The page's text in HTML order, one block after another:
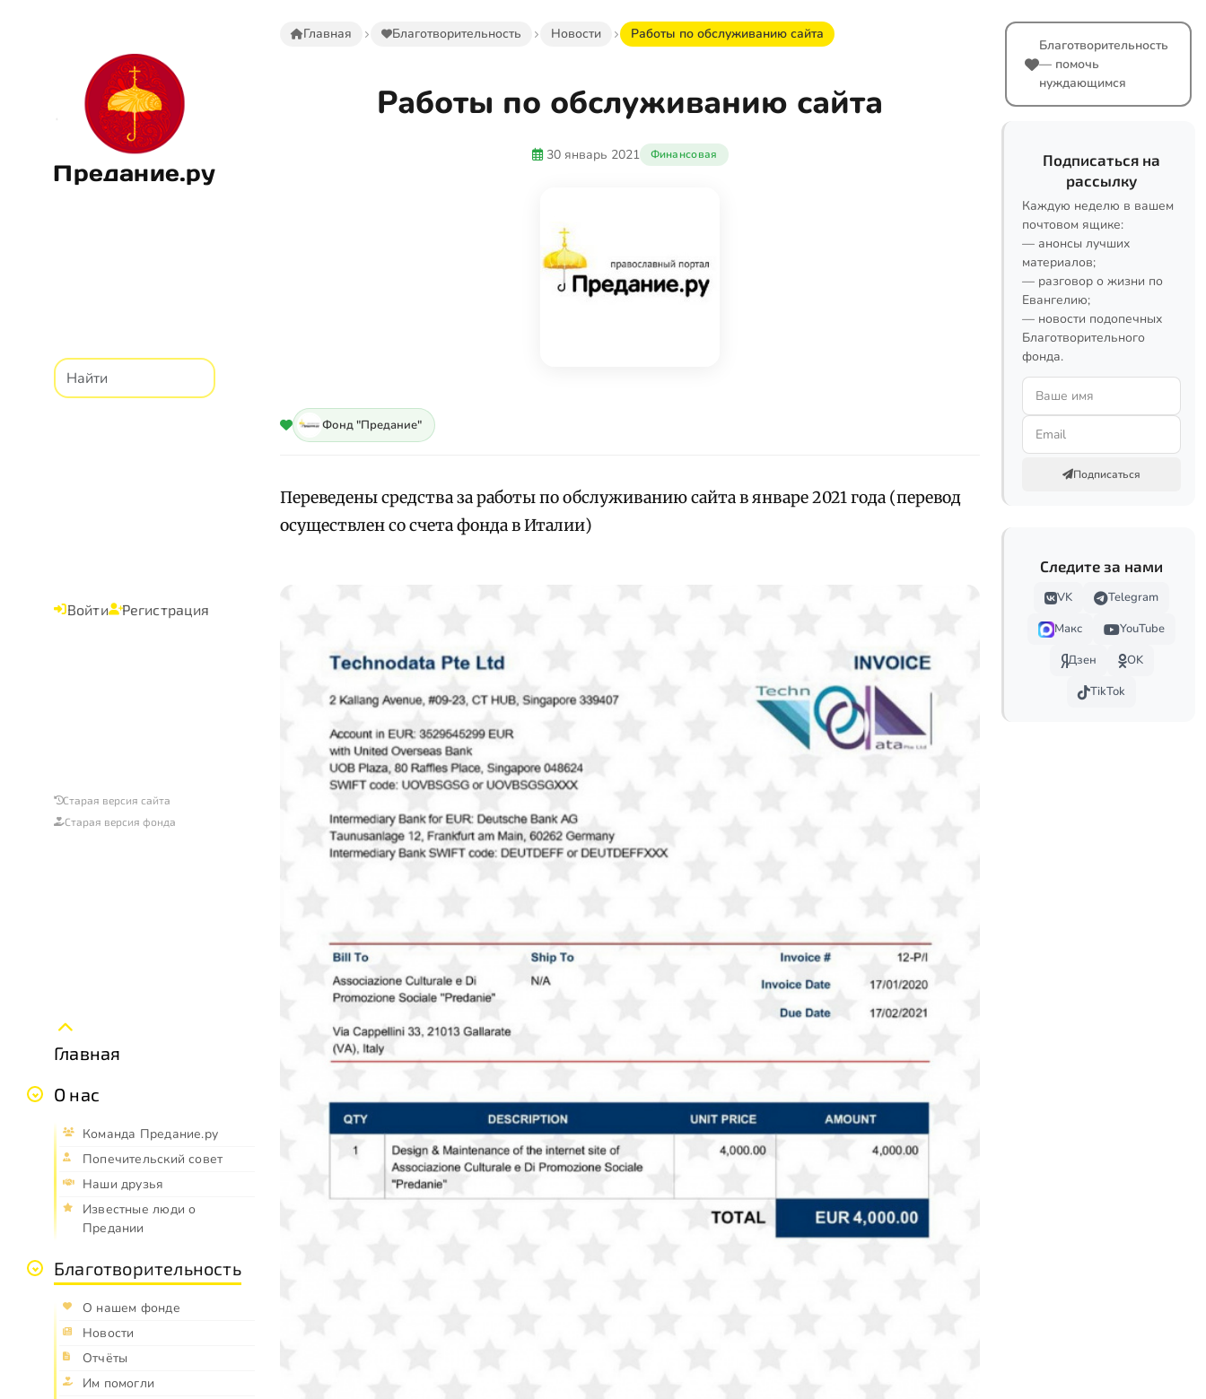
Предание.ру
Войти Регистрация
Старая версия сайта
Старая версия фонда
Главная
О нас
Команда Предание.ру
Попечительский совет
Наши друзья
Известные люди о
Предании
Благотворительность
О нашем фонде
Новости
Отчёты
Им помогли
Главная Благотворительность Новости Работы по обслуживанию сайта
Работы по обслуживанию сайта
30 январь 2021 Финансовая
Фонд "Предание"
Переведены средства за работы по обслуживанию сайта в январе 2021 года (перевод
осуществлен со счета фонда в Италии)
Благотворительность
— помочь
нуждающимся
Подписаться на
рассылку
Каждую неделю в вашем
почтовом ящике:
— анонсы лучших
материалов;
— разговор о жизни по
Евангелию;
— новости подопечных
Благотворительного
фонда.
Подписаться
Следите за нами
VK
Telegram
Макс
YouTube
Дзен
OK
TikTok